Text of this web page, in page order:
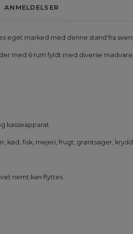
ANMELDELSER
eget marked med denne stand fra
med 6 rum fyldt med diverse
kasseapparat
kød, fisk, mejeri, frugt, grøntsager,
nemt kan flyttes.